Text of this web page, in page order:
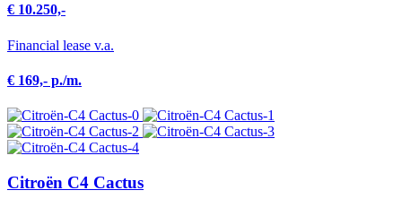
€ 10.250,-
Financial lease v.a.
€ 169,- p./m.
Citroën C4 Cactus